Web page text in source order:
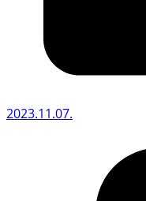
2023.11.07.